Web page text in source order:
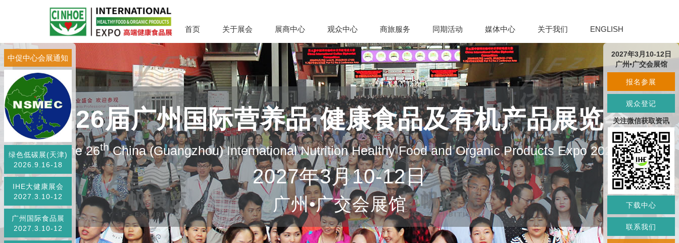
首页 关于展会 展商中心 观众中心 商旅服务 同期活动 媒体中心 关于我们 ENGLISH
第26届广州国际营养品·健康食品及有机产品展览会
The 26thChina (Guangzhou) International Nutrition Healthy Food and Organic Products Expo 2027
2027年3月10-12日
广州•广交会展馆
中促中心会展通知
绿色低碳展(天津)
2026.9.16-18
IHE大健康展会
2027.3.10-12
广州国际食品展
2027.3.10-12
2027年3月10-12日
广州•广交会展馆
报名参展
观众登记
关注微信获取资讯
下载中心
联系我们